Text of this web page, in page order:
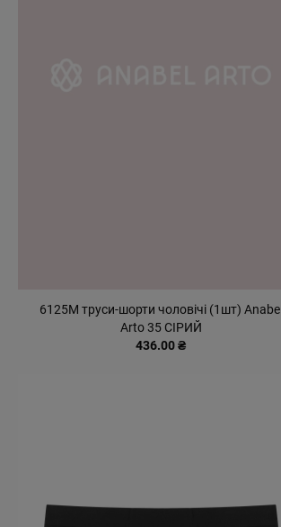
6125М труси-шорти чоловічі (1шт) Anabel
Arto 35 СІРИЙ
436.00 ₴